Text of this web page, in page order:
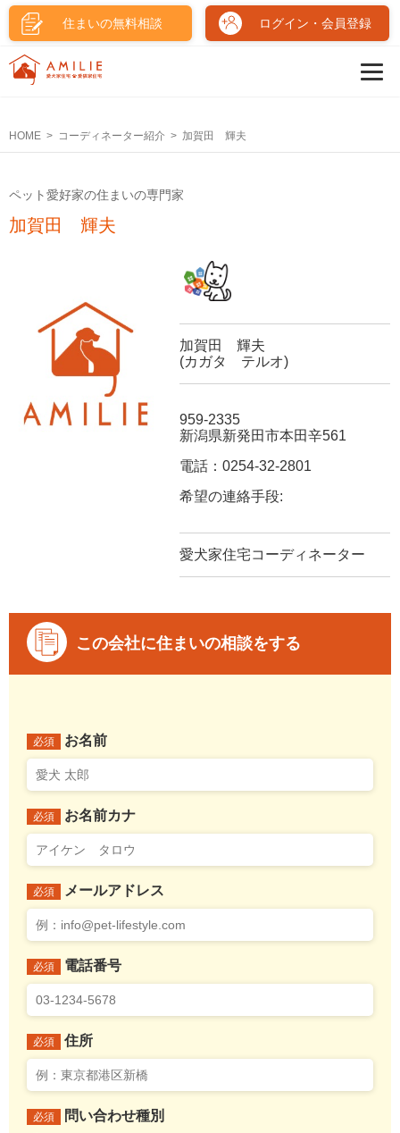
住まいの無料相談 ログイン・会員登録
HOME コーディネーター紹介 加賀田 輝夫
ペット愛好家の住まいの専門家
加賀田 輝夫
加賀田 輝夫
(カガタ テルオ)
959-2335
新潟県新発田市本田辛561
電話：0254-32-2801
希望の連絡手段:
愛犬家住宅コーディネーター
この会社に住まいの相談をする
必須 お名前
必須 お名前カナ
必須 メールアドレス
必須 電話番号
必須 住所
必須
問い合わせ種別